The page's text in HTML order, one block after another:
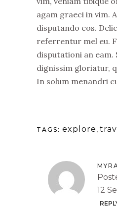
agam graeci in vim.
disputando eos.
referrentur mel eu.
disputationi an eam.
dignissim gloriatur,
In solum menandri
TAGS: explore,
12